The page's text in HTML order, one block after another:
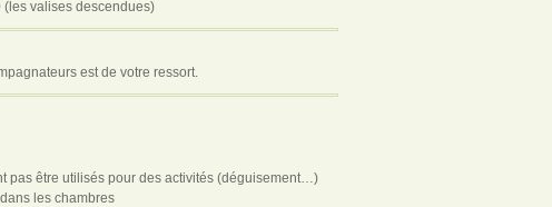
(les valises descendues)
est de votre ressort.
pas être utilisés pour des activités (déguisement…)
les chambres